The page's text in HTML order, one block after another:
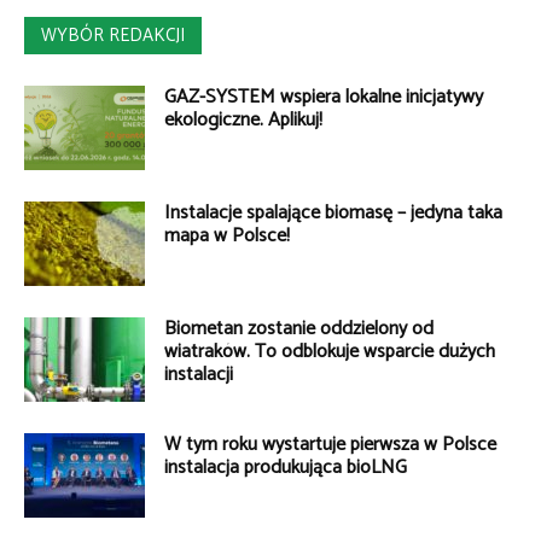
WYBÓR REDAKCJI
GAZ-SYSTEM wspiera lokalne inicjatywy
ekologiczne. Aplikuj!
Instalacje spalające biomasę – jedyna taka
mapa w Polsce!
Biometan zostanie oddzielony od
wiatraków. To odblokuje wsparcie dużych
instalacji
W tym roku wystartuje pierwsza w Polsce
instalacja produkująca bioLNG